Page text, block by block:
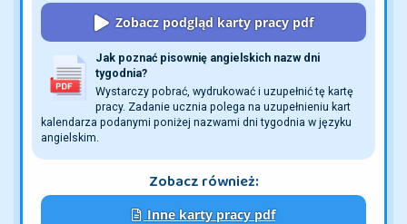
Zobacz podgląd karty pracy pdf
Jak poznać pisownię angielskich nazw dni
tygodnia?
Wystarczy pobrać, wydrukować i uzupełnić tę kartę
pracy. Zadanie ucznia polega na uzupełnieniu kart
kalendarza podanymi poniżej nazwami dni tygodnia w języku
angielskim.
Zobacz również:
Inne karty pracy pdf